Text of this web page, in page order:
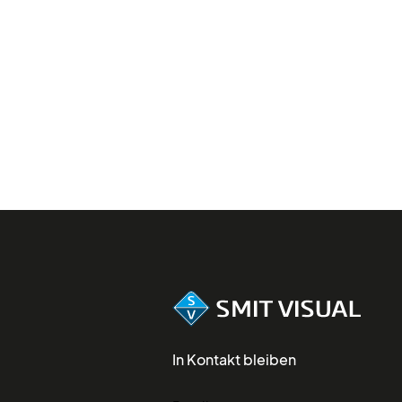
In Kontakt bleiben